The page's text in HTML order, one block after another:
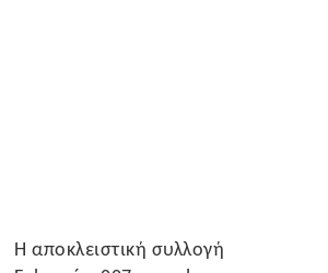
Η αποκλειστική συλλογή